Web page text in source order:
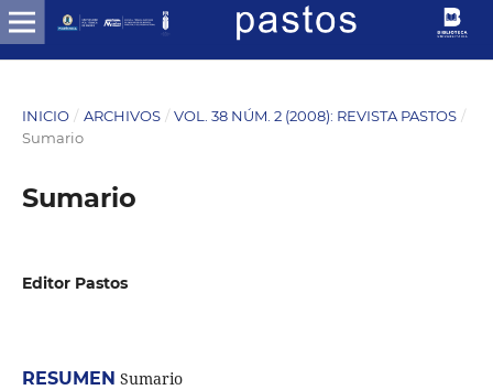
INICIO / ARCHIVOS / VOL. 38 NÚM. 2 (2008): REVISTA PASTOS /
Sumario
Sumario
Editor Pastos
RESUMEN Sumario